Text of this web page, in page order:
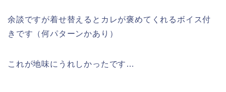
余談ですが着せ替えるとカレが褒めてくれるボイス付
きです（何パターンかあり）
これが地味にうれしかったです…